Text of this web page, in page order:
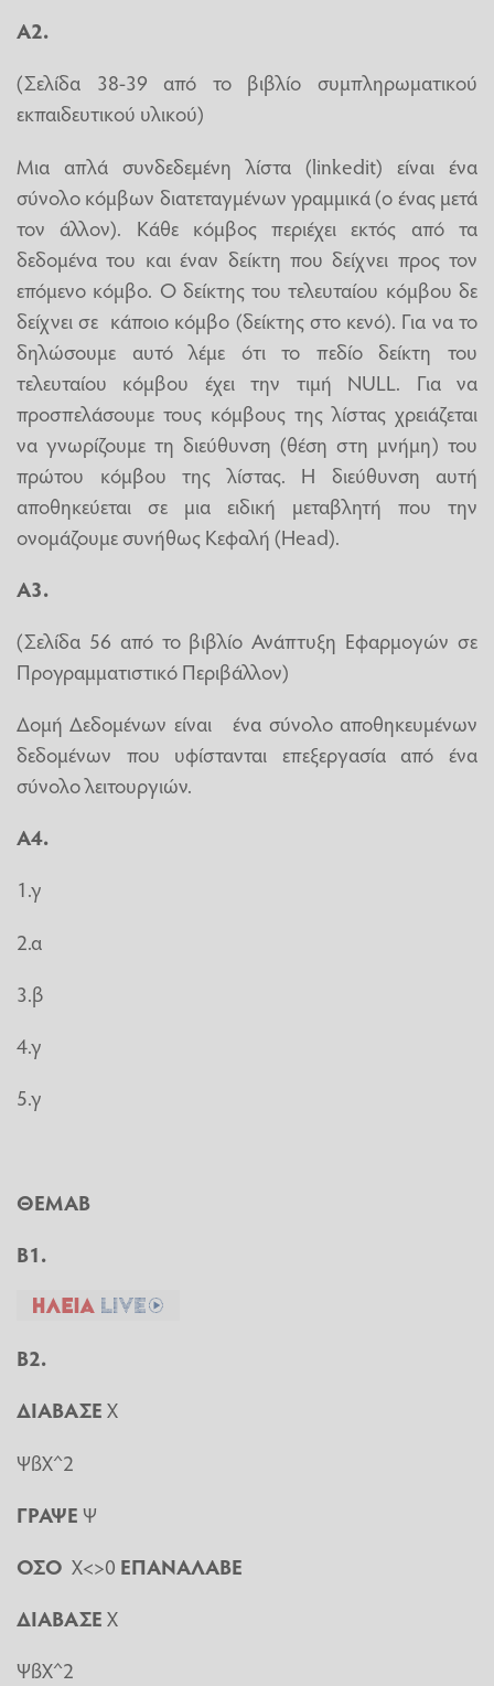
Α2.
(Σελίδα 38-39 από το βιβλίο συμπληρωματικού
εκπαιδευτικού υλικού)
Μια απλά συνδεδεμένη λίστα (linkedit) είναι ένα
σύνολο κόμβων διατεταγμένων γραμμικά (ο ένας μετά
τον άλλον). Κάθε κόμβος περιέχει εκτός από τα
δεδομένα του και έναν δείκτη που δείχνει προς τον
επόμενο κόμβο. Ο δείκτης του τελευταίου κόμβου δε
δείχνει σε κάποιο κόμβο (δείκτης στο κενό). Για να το
δηλώσουμε αυτό λέμε ότι το πεδίο δείκτη του
τελευταίου κόμβου έχει την τιμή NULL. Για να
προσπελάσουμε τους κόμβους της λίστας χρειάζεται
να γνωρίζουμε τη διεύθυνση (θέση στη μνήμη) του
πρώτου κόμβου της λίστας. Η διεύθυνση αυτή
αποθηκεύεται σε μια ειδική μεταβλητή που την
ονομάζουμε συνήθως Κεφαλή (Head).
Α3.
(Σελίδα 56 από το βιβλίο Ανάπτυξη Εφαρμογών σε
Προγραμματιστικό Περιβάλλον)
Δομή Δεδομένων είναι ένα σύνολο αποθηκευμένων
δεδομένων που υφίστανται επεξεργασία από ένα
σύνολο λειτουργιών.
Α4.
1.γ
2.α
3.β
4.γ
5.γ
ΘΕΜΑΒ
Β1.
Β2.
ΔΙΑΒΑΣΕX
ΨßΧ^2
ΓΡΑΨΕΨ
ΟΣΟ Χ<>0 ΕΠΑΝΑΛΑΒΕ
ΔΙΑΒΑΣΕΧ
ΨßΧ^2